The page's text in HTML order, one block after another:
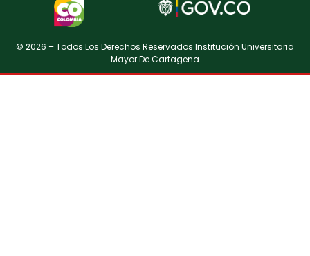
© 2026 – Todos Los Derechos Reservados Institución Universitaria
Mayor De Cartagena